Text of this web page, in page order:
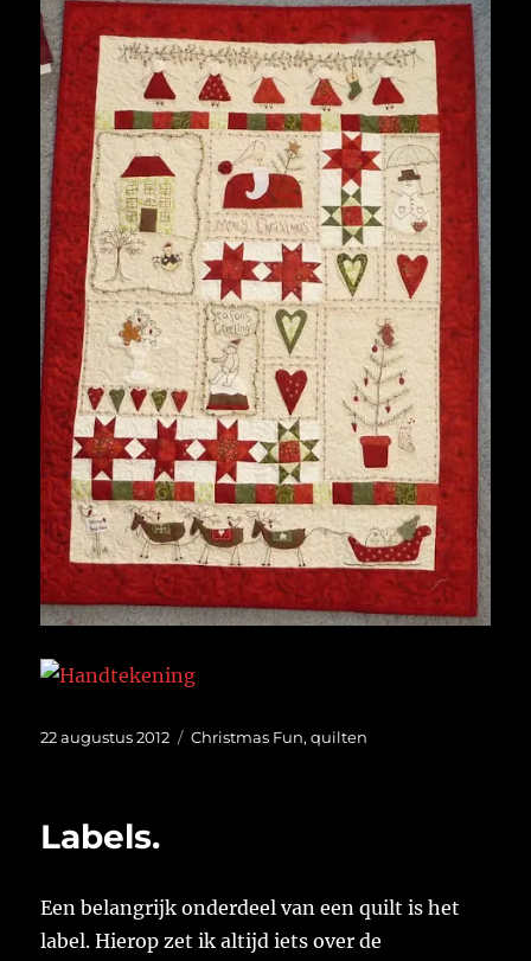
Geplaatst
22 augustus 2012 Categorieën
Christmas Fun,quilten
Labels.
Een belangrijk onderdeel van een quilt is het
label. Hierop zet ik altijd iets over de